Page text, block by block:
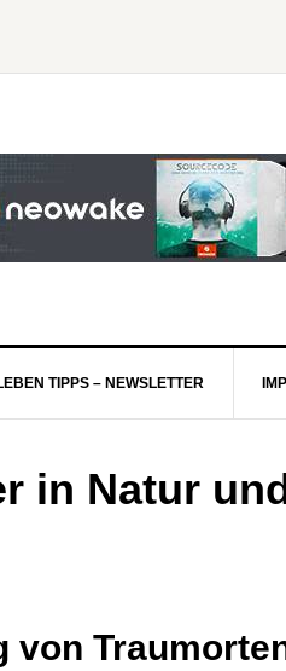
TIPPS – NEWSLETTER
in Natur
v‬on